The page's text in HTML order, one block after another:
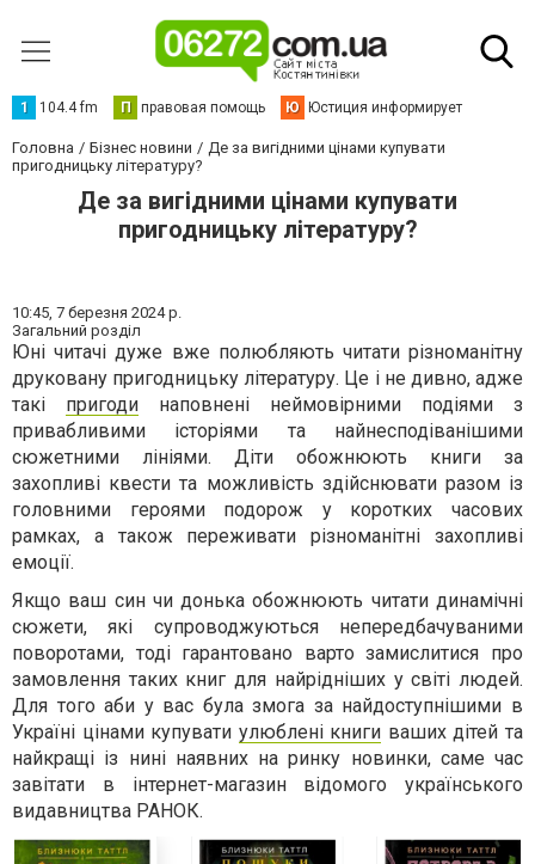
1 104.4 fm П правовая помощь Ю Юстиция информирует
Головна Бізнес новини
Де за вигідними цінами купувати
пригодницьку літературу?
Де за вигідними цінами купувати
пригодницьку літературу?
10:45, 7 березня 2024 р.
Загальний розділ
Юні читачі дуже вже полюбляють читати різноманітну
друковану пригодницьку літературу. Це і не дивно, адже
такі пригоди наповнені неймовірними подіями з
привабливими історіями та найнесподіванішими
сюжетними лініями. Діти обожнюють книги за
захопливі квести та можливість здійснювати разом із
головними героями подорож у коротких часових
рамках, а також переживати різноманітні захопливі
емоції.
Якщо ваш син чи донька обожнюють читати динамічні
сюжети, які супроводжуються непередбачуваними
поворотами, тоді гарантовано варто замислитися про
замовлення таких книг для найрідніших у світі людей.
Для того аби у вас була змога за найдоступнішими в
Україні цінами купувати улюблені книги ваших дітей та
найкращі із нині наявних на ринку новинки, саме час
завітати в інтернет-магазин відомого українського
видавництва РАНОК.